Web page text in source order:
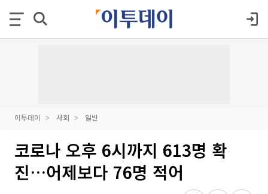
이투데이 사회 일반
코로나 오후 6시까지 613명 확
진…어제보다 76명 적어